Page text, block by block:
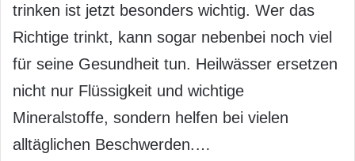
trinken ist jetzt besonders wichtig. Wer das
Richtige trinkt, kann sogar nebenbei noch viel
für seine Gesundheit tun. Heilwässer ersetzen
nicht nur Flüssigkeit und wichtige
Mineralstoffe, sondern helfen bei vielen
alltäglichen Beschwerden.…